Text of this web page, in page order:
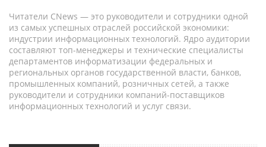
Читатели CNews — это руководители и сотрудники одной
из самых успешных отраслей российской экономики:
индустрии информационных технологий. Ядро аудитории
составляют топ-менеджеры и технические специалисты
департаментов информатизации федеральных и
региональных органов государственной власти, банков,
промышленных компаний, розничных сетей, а также
руководители и сотрудники компаний-поставщиков
информационных технологий и услуг связи.